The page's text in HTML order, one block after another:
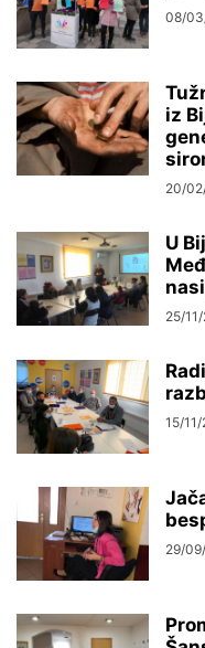
08/
iz
20/
U
25/
15/11/
29/